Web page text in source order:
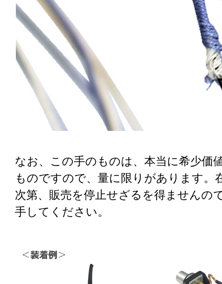
なお、この手のものは、本当に希少価
ものですので、量に限りがあります。
次第、販売を停止せざるを得ませんの
手してください。